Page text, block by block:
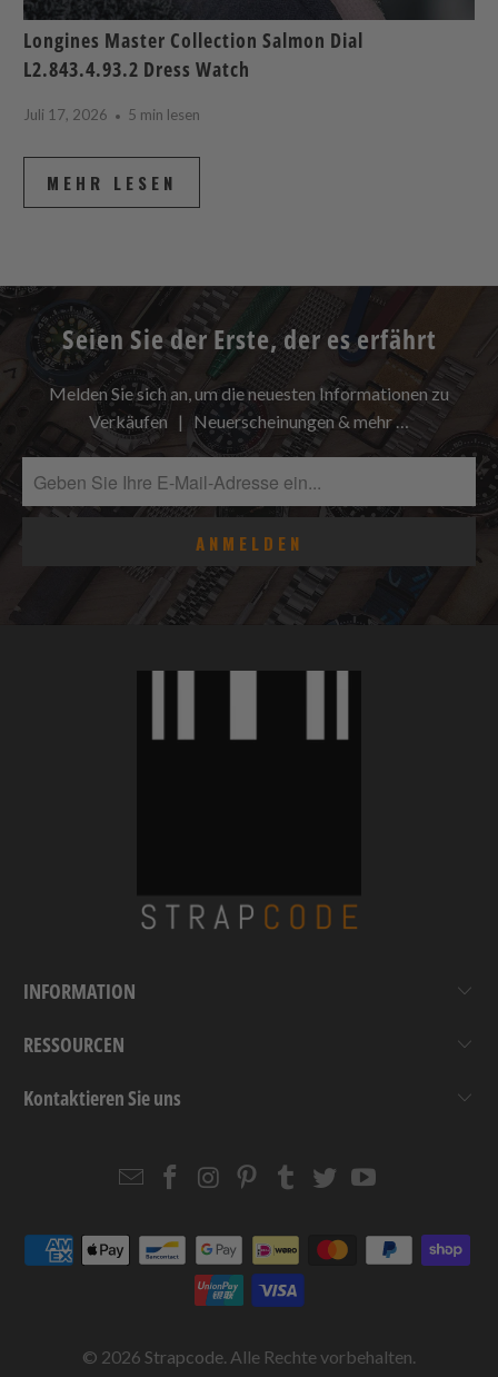
Longines Master Collection Salmon Dial
L2.843.4.93.2 Dress Watch
Juli 17, 2026 5 min lesen
MEHR LESEN
Seien Sie der Erste, der es erfährt
Melden Sie sich an, um die neuesten Informationen zu
Verkäufen | Neuerscheinungen & mehr …
INFORMATION
RESSOURCEN
Kontaktieren Sie uns
EmailStrapcode
Facebook
Strapcode
Instagram
Strapcode
Pinterest
Strapcode
Tumblr
Strapcode
TwitterYouTube
© 2026 Strapcode . Alle Rechte vorbehalten.